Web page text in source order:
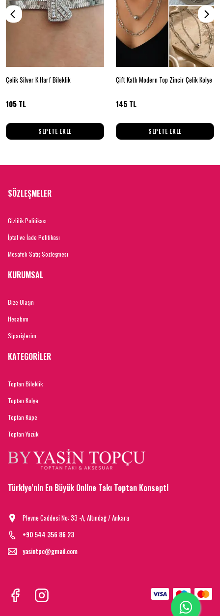
Çelik Silver K Harf Bileklik
105 TL
SEPETE EKLE
Çift Katlı Modern Top Zincir Çelik Kolye
145 TL
SEPETE EKLE
SÖZLEŞMELER
Gizlilik Politikası
İptal ve İade Politikası
Mesafeli Satış Sözleşmesi
KURUMSAL
Bize Ulaşın
Hesabım
Siparişlerim
KATEGORİLER
Toptan Bileklik
Toptan Kolye
Toptan Küpe
Toptan Yüzük
Türkiye'nin En Büyük Online Takı Toptan Konsepti
Plevne Caddesi No: 33 -A, Altındağ / Ankara
+90 544 356 86 23
yasintpc@gmail.com